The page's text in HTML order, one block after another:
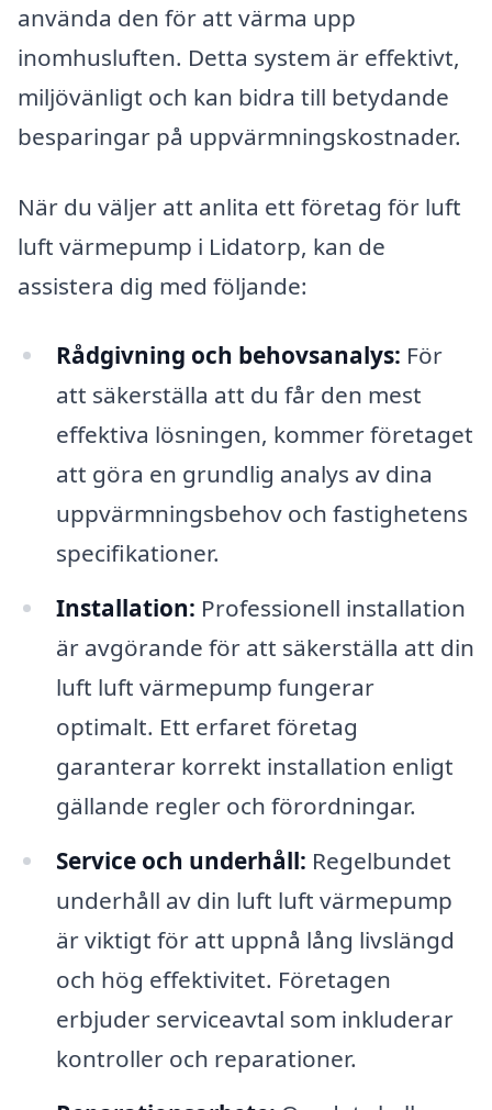
använda den för att värma upp
inomhusluften. Detta system är effektivt,
miljövänligt och kan bidra till betydande
besparingar på uppvärmningskostnader.
När du väljer att anlita ett företag för luft
luft värmepump i Lidatorp, kan de
assistera dig med följande:
Rådgivning och behovsanalys: För
att säkerställa att du får den mest
effektiva lösningen, kommer företaget
att göra en grundlig analys av dina
uppvärmningsbehov och fastighetens
specifikationer.
Installation: Professionell installation
är avgörande för att säkerställa att din
luft luft värmepump fungerar
optimalt. Ett erfaret företag
garanterar korrekt installation enligt
gällande regler och förordningar.
Service och underhåll: Regelbundet
underhåll av din luft luft värmepump
är viktigt för att uppnå lång livslängd
och hög effektivitet. Företagen
erbjuder serviceavtal som inkluderar
kontroller och reparationer.